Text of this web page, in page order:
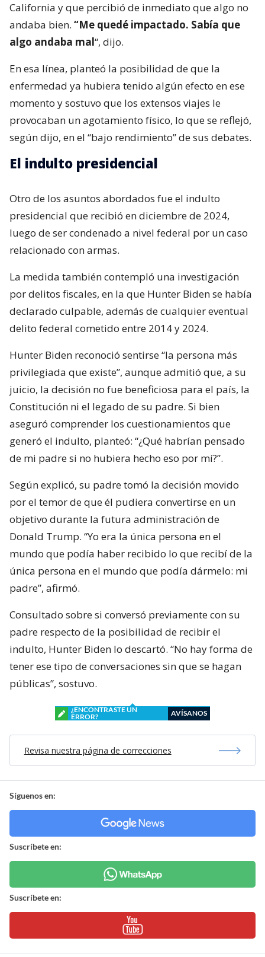
California y que percibió de inmediato que algo no
andaba bien. “Me quedé impactado. Sabía que
algo andaba mal“, dijo.
En esa línea, planteó la posibilidad de que la
enfermedad ya hubiera tenido algún efecto en ese
momento y sostuvo que los extensos viajes le
provocaban un agotamiento físico, lo que se reflejó,
según dijo, en el “bajo rendimiento” de sus debates.
El indulto presidencial
Otro de los asuntos abordados fue el indulto
presidencial que recibió en diciembre de 2024,
luego de ser condenado a nivel federal por un caso
relacionado con armas.
La medida también contempló una investigación
por delitos fiscales, en la que Hunter Biden se había
declarado culpable, además de cualquier eventual
delito federal cometido entre 2014 y 2024.
Hunter Biden reconoció sentirse “la persona más
privilegiada que existe”, aunque admitió que, a su
juicio, la decisión no fue beneficiosa para el país, la
Constitución ni el legado de su padre. Si bien
aseguró comprender los cuestionamientos que
generó el indulto, planteó: “¿Qué habrían pensado
de mi padre si no hubiera hecho eso por mí?”.
Según explicó, su padre tomó la decisión movido
por el temor de que él pudiera convertirse en un
objetivo durante la futura administración de
Donald Trump. “Yo era la única persona en el
mundo que podía haber recibido lo que recibí de la
única persona en el mundo que podía dármelo: mi
padre”, afirmó.
Consultado sobre si conversó previamente con su
padre respecto de la posibilidad de recibir el
indulto, Hunter Biden lo descartó. “No hay forma de
tener ese tipo de conversaciones sin que se hagan
públicas”, sostuvo.
¿ENCONTRASTE UN
ERROR?
AVÍSANOS
Revisa nuestra página de correcciones
Síguenos en:
Suscríbete en:
Suscríbete en: